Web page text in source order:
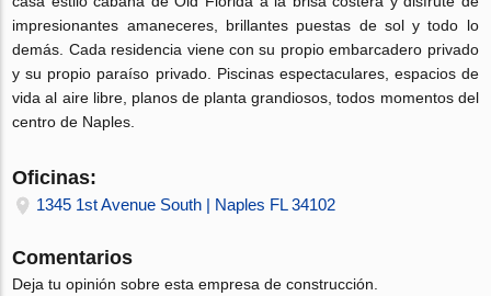
impresionantes amaneceres, brillantes puestas de sol y todo lo
demás. Cada residencia viene con su propio embarcadero privado
y su propio paraíso privado. Piscinas espectaculares, espacios de
vida al aire libre, planos de planta grandiosos, todos momentos del
centro de Naples.
Oficinas:
1345 1st Avenue South | Naples FL 34102
Comentarios
Deja tu opinión sobre esta empresa de construcción.